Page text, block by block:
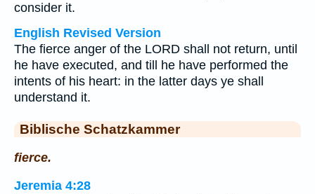
consider it.
English Revised Version
The fierce anger of the LORD shall not return, until
he have executed, and till he have performed the
intents of his heart: in the latter days ye shall
understand it.
Biblische Schatzkammer
fierce.
Jeremia 4:28